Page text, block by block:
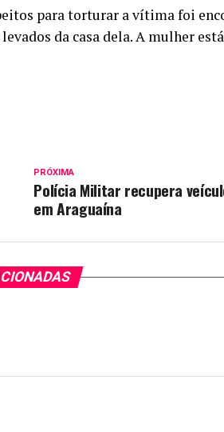
para torturar a vítima foi
da casa dela. A mulher
PRÓXIMA
Polícia Militar recupera
em Araguaína